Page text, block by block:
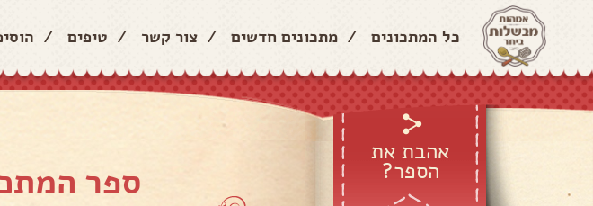
כל המתכונים / מתכונים חדשים / צור קשר / טיפים /
אהבת את
הספר? ספר